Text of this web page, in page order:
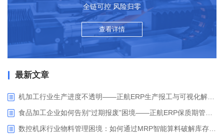
全链可控 风险归零
查看详情
最新文章
机加工行业生产进度不透明——正航ERP生产报工与可视化解决方案
食品加工企业如何告别“过期报废”困境——正航ERP保质期管理应用解析
数控机床行业物料管理困境：如何通过MRP智能算料破解库存积压与停工待料难题？